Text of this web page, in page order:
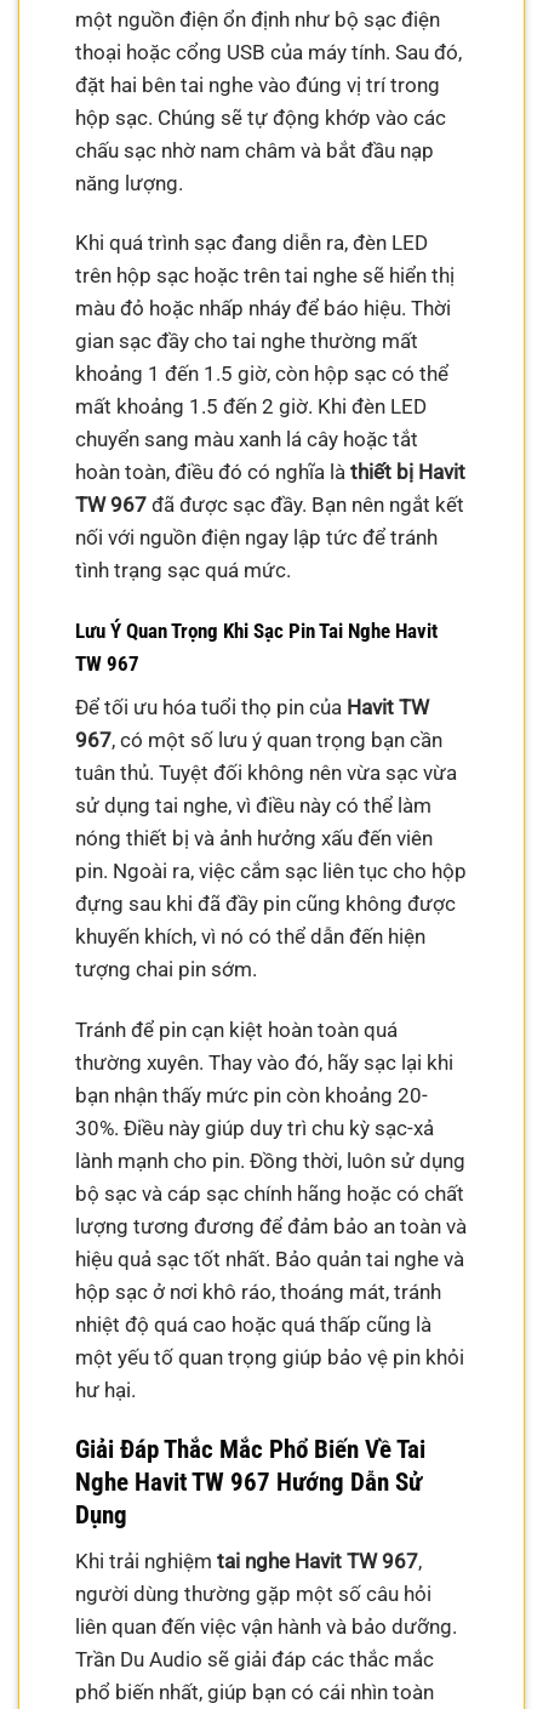
một nguồn điện ổn định như bộ sạc điện
thoại hoặc cổng USB của máy tính. Sau đó,
đặt hai bên tai nghe vào đúng vị trí trong
hộp sạc. Chúng sẽ tự động khớp vào các
chấu sạc nhờ nam châm và bắt đầu nạp
năng lượng.
Khi quá trình sạc đang diễn ra, đèn LED
trên hộp sạc hoặc trên tai nghe sẽ hiển thị
màu đỏ hoặc nhấp nháy để báo hiệu. Thời
gian sạc đầy cho tai nghe thường mất
khoảng 1 đến 1.5 giờ, còn hộp sạc có thể
mất khoảng 1.5 đến 2 giờ. Khi đèn LED
chuyển sang màu xanh lá cây hoặc tắt
hoàn toàn, điều đó có nghĩa làthiết bị Havit
TW 967 đã được sạc đầy. Bạn nên ngắt kết
nối với nguồn điện ngay lập tức để tránh
tình trạng sạc quá mức.
Lưu Ý Quan Trọng Khi Sạc Pin Tai Nghe Havit
TW 967
Để tối ưu hóa tuổi thọ pin của Havit TW
967, có một số lưu ý quan trọng bạn cần
tuân thủ. Tuyệt đối không nên vừa sạc vừa
sử dụng tai nghe, vì điều này có thể làm
nóng thiết bị và ảnh hưởng xấu đến viên
pin. Ngoài ra, việc cắm sạc liên tục cho hộp
đựng sau khi đã đầy pin cũng không được
khuyến khích, vì nó có thể dẫn đến hiện
tượng chai pin sớm.
Tránh để pin cạn kiệt hoàn toàn quá
thường xuyên. Thay vào đó, hãy sạc lại khi
bạn nhận thấy mức pin còn khoảng 20-
30%. Điều này giúp duy trì chu kỳ sạc-xả
lành mạnh cho pin. Đồng thời, luôn sử dụng
bộ sạc và cáp sạc chính hãng hoặc có chất
lượng tương đương để đảm bảo an toàn và
hiệu quả sạc tốt nhất. Bảo quản tai nghe và
hộp sạc ở nơi khô ráo, thoáng mát, tránh
nhiệt độ quá cao hoặc quá thấp cũng là
một yếu tố quan trọng giúp bảo vệ pin khỏi
hư hại.
Giải Đáp Thắc Mắc Phổ Biến Về Tai
Nghe Havit TW 967 Hướng Dẫn Sử
Dụng
Khi trải nghiệmtai nghe Havit TW 967,
người dùng thường gặp một số câu hỏi
liên quan đến việc vận hành và bảo dưỡng.
Trần Du Audio sẽ giải đáp các thắc mắc
phổ biến nhất, giúp bạn có cái nhìn toàn